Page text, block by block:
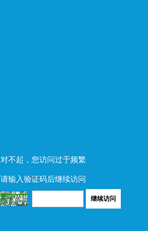
对不起，您访问过于频繁
请输入验证码后继续访问
继续访问